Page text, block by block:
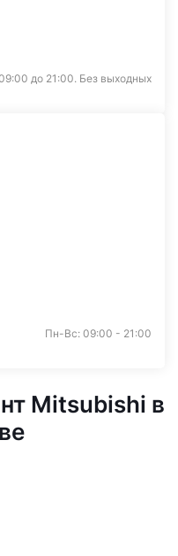
до 21:00. Без выходных
Пн-Вс: 09:00 - 21:00
Mitsubishi в